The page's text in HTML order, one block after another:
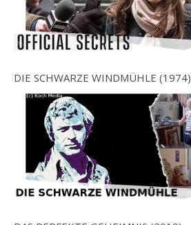
DIE SCHWARZE WINDMÜHLE (1974)